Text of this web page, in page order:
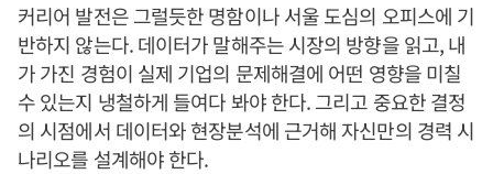
커리어 발전은 그럴듯한 명함이나 서울 도심의 오피스에 기
반하지 않는다. 데이터가 말해주는 시장의 방향을 읽고, 내
가 가진 경험이 실제 기업의 문제해결에 어떤 영향을 미칠
수 있는지 냉철하게 들여다 봐야 한다. 그리고 중요한 결정
의 시점에서 데이터와 현장분석에 근거해 자신만의 경력 시
나리오를 설계해야 한다.